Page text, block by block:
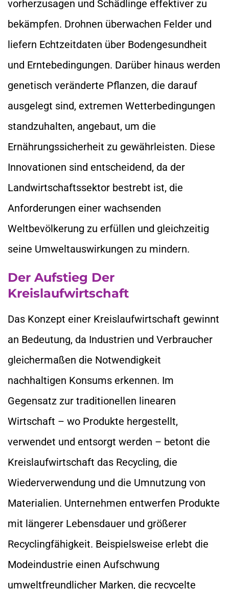
vorherzusagen und Schädlinge effektiver zu
bekämpfen. Drohnen überwachen Felder und
liefern Echtzeitdaten über Bodengesundheit
und Erntebedingungen. Darüber hinaus werden
genetisch veränderte Pflanzen, die darauf
ausgelegt sind, extremen Wetterbedingungen
standzuhalten, angebaut, um die
Ernährungssicherheit zu gewährleisten. Diese
Innovationen sind entscheidend, da der
Landwirtschaftssektor bestrebt ist, die
Anforderungen einer wachsenden
Weltbevölkerung zu erfüllen und gleichzeitig
seine Umweltauswirkungen zu mindern.
Der Aufstieg Der
Kreislaufwirtschaft
Das Konzept einer Kreislaufwirtschaft gewinnt
an Bedeutung, da Industrien und Verbraucher
gleichermaßen die Notwendigkeit
nachhaltigen Konsums erkennen. Im
Gegensatz zur traditionellen linearen
Wirtschaft – wo Produkte hergestellt,
verwendet und entsorgt werden – betont die
Kreislaufwirtschaft das Recycling, die
Wiederverwendung und die Umnutzung von
Materialien. Unternehmen entwerfen Produkte
mit längerer Lebensdauer und größerer
Recyclingfähigkeit. Beispielsweise erlebt die
Modeindustrie einen Aufschwung
umweltfreundlicher Marken, die recycelte